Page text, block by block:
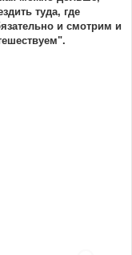
туда, где
и смотрим и